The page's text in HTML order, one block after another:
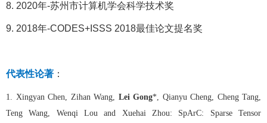
8. 2020年-苏州市计算机学会科学技术奖
9. 2018年-CODES+ISSS 2018最佳论文提名奖
代表性论著 ：
1. Xingyan Chen, Zihan Wang, Lei Gong*, Qianyu Cheng, Cheng Tang,
Teng Wang, Wenqi Lou and Xuehai Zhou: SpArC: Sparse Tensor